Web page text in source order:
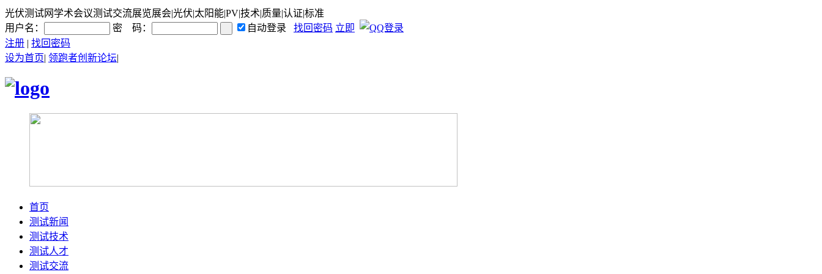
光伏测试网学术会议测试交流展览展会|光伏|太阳能|PV|技术|质量|认证|标准
用户名：
密 码： 自动登录 找回密码 立即
注册 | 找回密码
设为首页| 领跑者创新论坛|
首页
测试新闻
测试技术
测试人才
测试交流